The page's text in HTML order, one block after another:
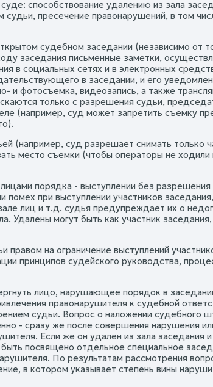
способствование удалению из зала
пресечение правонарушений, в том
судебном заседании (независимо от
заседания письменные заметки,
в социальных сетях и в электронных
в заседании, и его
фотосъемка, видеозапись, а также
только с разрешения судьи,
(например, суд может запретить съемку
(например, суд разрешает снимать только
место съемки (чтобы операторы не ходили
порядка - выступлении без разрешения
помех при выступлении участников
лиц и т.д. судья предупреждает их о
Удалены могут быть как участник
на ограничение выступлений
принципов судейского руководства,
лицо, нарушающее порядок в
правонарушителя к судебной
судьи. Вопрос о наложении судебного
- сразу же после совершения нарушения
Если же он удален из зала заседания и
посвящено отдельное специальное
По результатам рассмотрения
в котором указывает степень вины